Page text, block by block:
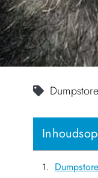
Dumpstore